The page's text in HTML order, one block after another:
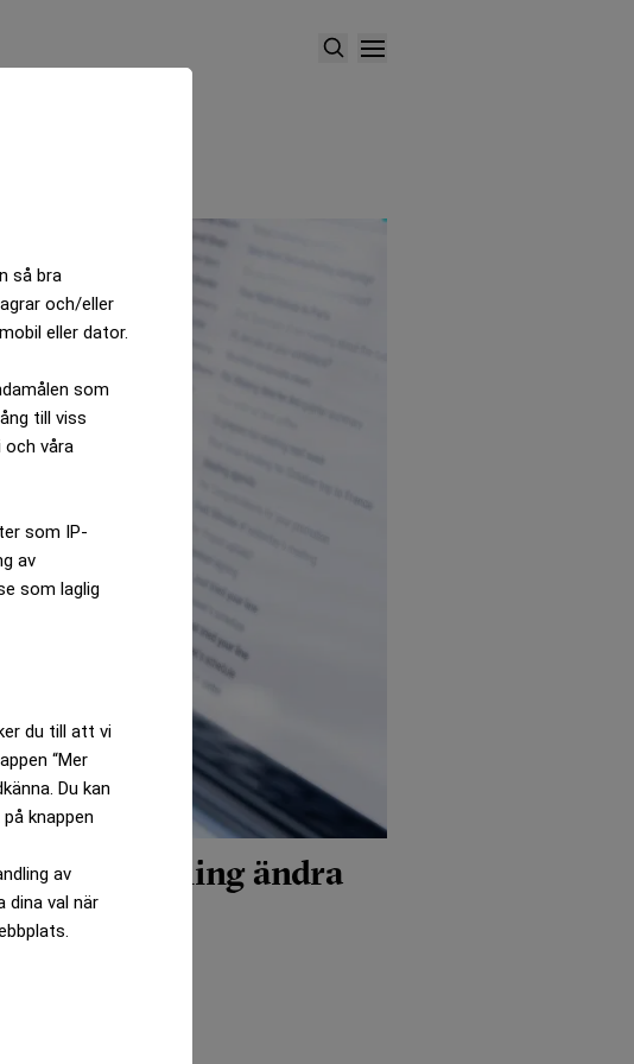
så bra
och/eller
eller dator.
som
till viss
och våra
som IP-
av
som laglig
du till att vi
“Mer
Du kan
knappen
av
dina val när
AI-lösning ändra